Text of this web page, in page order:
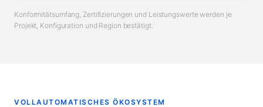
Konformitätsumfang, Zertifizierungen und Leistungswerte werden je
Projekt, Konfiguration und Region bestätigt.
VOLLAUTOMATISCHES ÖKOSYSTEM